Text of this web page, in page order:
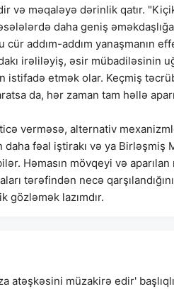
və məqaləyə dərinlik qatır.
daha geniş
addım-addım yanaşmanın
irəliləyiş, əsir
istifadə etmək olar. Keçmiş
da, hər zaman tam həllə
verməsə, alternativ
fəal iştirakı və ya Birləşmiş
Həmasın mövqeyi və
tərəfindən necə
lazımdır.
atəşkəsini müzakirə edir'